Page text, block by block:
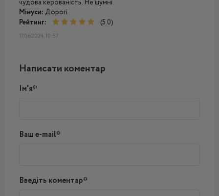
чудова керованість. Не шумні.
Мінуси: Дорогі
Рейтинг:
(5.0)
17.06.2024, 10:57
Написати коментар
Ім'я*
Ваш e-mail*
Введіть коментар*